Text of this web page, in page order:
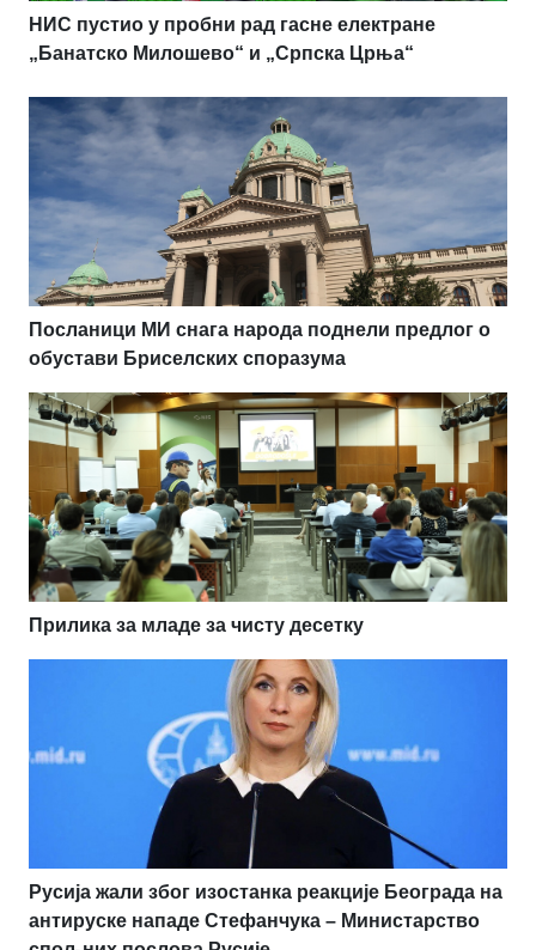
НИС пустио у пробни рад гасне електране
„Банатско Милошево“ и „Српска Црња“
Посланици МИ снага народа поднели предлог о
обустави Бриселских споразума
Прилика за младе за чисту десетку
Русија жали због изостанка реакције Београда на
антируске нападе Стефанчука – Министарство